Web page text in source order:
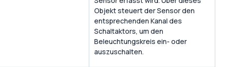
Objekt steuert der Sensor den
entsprechenden Kanal des
Schaltaktors, um den
Beleuchtungskreis ein- oder
auszuschalten.